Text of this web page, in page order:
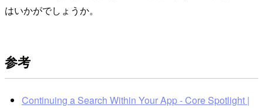
はいかがでしょうか。
参考
Continuing a Search Within Your App - Core Spotlight |